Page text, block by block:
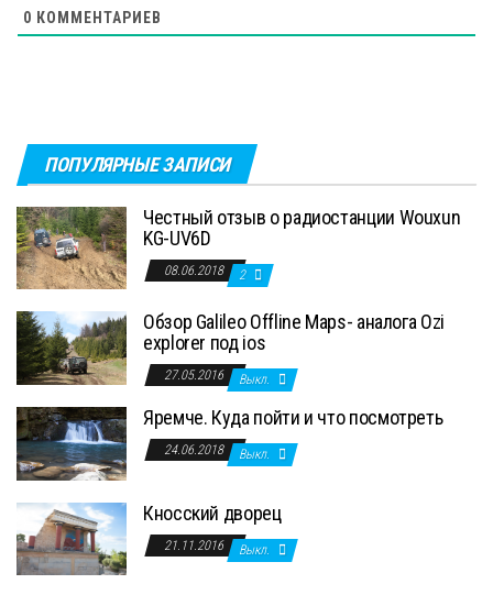
0 КОММЕНТАРИЕВ
ПОПУЛЯРНЫЕ ЗАПИСИ
Честный отзыв о радиостанции Wouxun
KG-UV6D
08.06.2018 2
Обзор Galileo Offline Maps- аналога Ozi
explorer под ios
27.05.2016 Выкл.
Яремче. Куда пойти и что посмотреть
24.06.2018 Выкл.
Кносский дворец
21.11.2016 Выкл.